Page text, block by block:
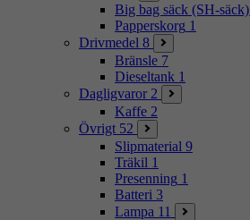
Big bag säck (SH-säck)
Papperskorg 1
Drivmedel 8
Bränsle 7
Dieseltank 1
Dagligvaror 2
Kaffe 2
Övrigt 52
Slipmaterial 9
Träkil 1
Presenning 1
Batteri 3
Lampa 11